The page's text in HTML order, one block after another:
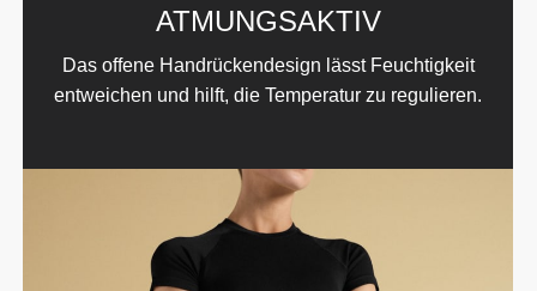
ATMUNGSAKTIV
Das offene Handrückendesign lässt Feuchtigkeit
entweichen und hilft, die Temperatur zu regulieren.